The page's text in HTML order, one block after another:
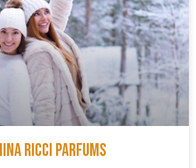
Ricci Parfums